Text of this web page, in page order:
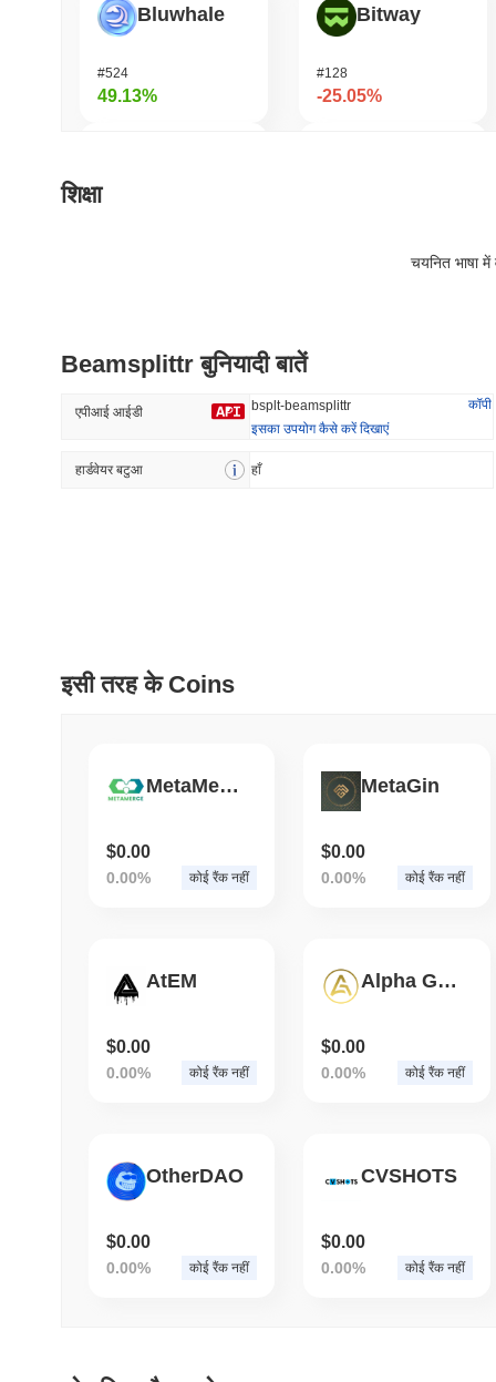
Bluwhale
#524
49.13%
#362
36.91%
Bitway
#128
-25.05%
प्रवृत्त
शिक्षा
चयनित भाषा
Beamsplittr बुनियादी बातें
एपीआई आईडी bsplt-beamsplittr
कॉपी
इसका उपयोग कैसे करें दिखाएं
हार्डवेयर बटुआ हाँ
इसी तरह के Coins
MetaMerce
$0.00
0.00% कोई रैंक नहीं
MetaGin
$0.00
0.00% कोई रैंक नहीं
AtEM
$0.00
0.00% कोई रैंक नहीं
Alpha Genesis
$0.00
0.00% कोई रैंक नहीं
OtherDAO
$0.00
0.00% कोई रैंक नहीं
CVSHOTS
$0.00
0.00% कोई रैंक नहीं